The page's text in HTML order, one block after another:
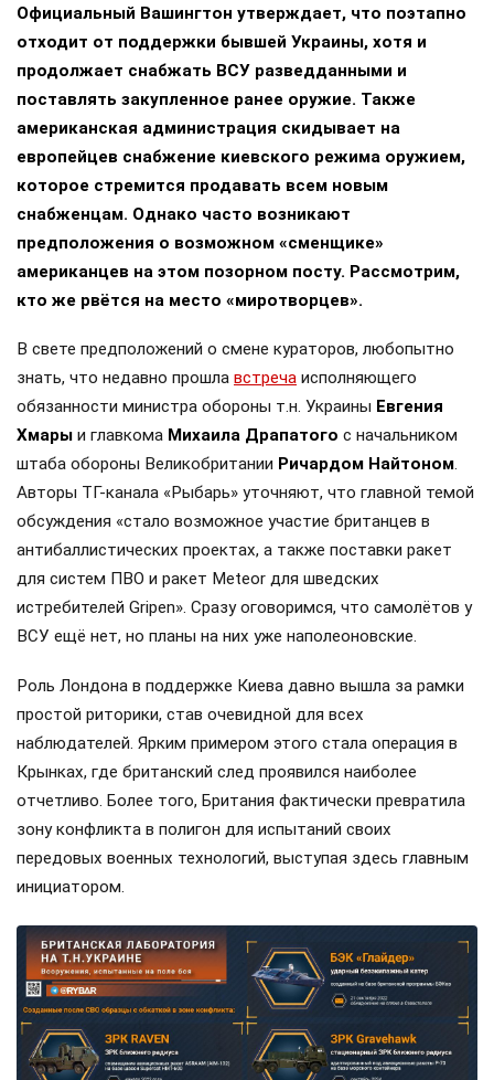
Официальный Вашингтон утверждает, что поэтапно
отходит от поддержки бывшей Украины, хотя и
продолжает снабжать ВСУ разведданными и
поставлять закупленное ранее оружие. Также
американская администрация скидывает на
европейцев снабжение киевского режима оружием,
которое стремится продавать всем новым
снабженцам. Однако часто возникают
предположения о возможном «сменщике»
американцев на этом позорном посту. Рассмотрим,
кто же рвётся на место «миротворцев».
В свете предположений о смене кураторов, любопытно
знать, что недавно прошла встреча исполняющего
обязанности министра обороны т.н. Украины Евгения
Хмары и главкома Михаила Драпатого с начальником
штаба обороны Великобритании Ричардом Найтоном.
Авторы ТГ-канала «Рыбарь» уточняют, что главной темой
обсуждения «стало возможное участие британцев в
антибаллистических проектах, а также поставки ракет
для систем ПВО и ракет Meteor для шведских
истребителей Gripen». Сразу оговоримся, что самолётов у
ВСУ ещё нет, но планы на них уже наполеоновские.
Роль Лондона в поддержке Киева давно вышла за рамки
простой риторики, став очевидной для всех
наблюдателей. Ярким примером этого стала операция в
Крынках, где британский след проявился наиболее
отчетливо. Более того, Британия фактически превратила
зону конфликта в полигон для испытаний своих
передовых военных технологий, выступая здесь главным
инициатором.